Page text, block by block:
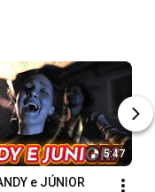
5:47
e JÚNIOR